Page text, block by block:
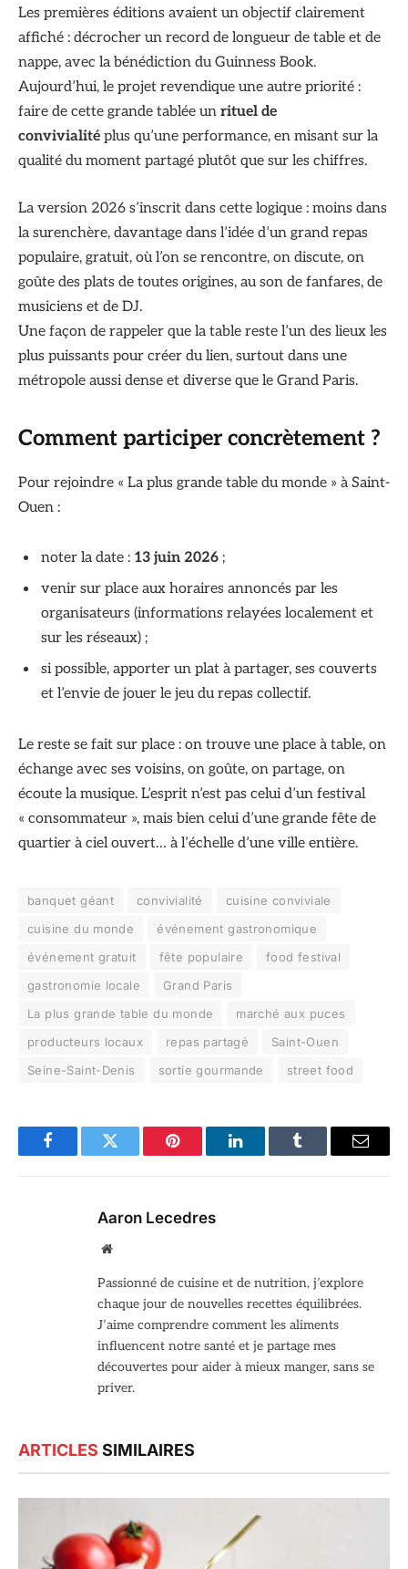
Les premières éditions avaient un objectif clairement
affiché : décrocher un record de longueur de table et de
nappe, avec la bénédiction du Guinness Book.
Aujourd’hui, le projet revendique une autre priorité :
faire de cette grande tablée un rituel de
convivialité plus qu’une performance, en misant sur la
qualité du moment partagé plutôt que sur les chiffres.
La version 2026 s’inscrit dans cette logique : moins dans
la surenchère, davantage dans l’idée d’un grand repas
populaire, gratuit, où l’on se rencontre, on discute, on
goûte des plats de toutes origines, au son de fanfares, de
musiciens et de DJ.
Une façon de rappeler que la table reste l’un des lieux les
plus puissants pour créer du lien, surtout dans une
métropole aussi dense et diverse que le Grand Paris.
Comment participer concrètement ?
Pour rejoindre « La plus grande table du monde » à Saint-
Ouen :
noter la date : 13 juin 2026 ;
venir sur place aux horaires annoncés par les
organisateurs (informations relayées localement et
sur les réseaux) ;
si possible, apporter un plat à partager, ses couverts
et l’envie de jouer le jeu du repas collectif.
Le reste se fait sur place : on trouve une place à table, on
échange avec ses voisins, on goûte, on partage, on
écoute la musique. L’esprit n’est pas celui d’un festival
« consommateur », mais bien celui d’une grande fête de
quartier à ciel ouvert… à l’échelle d’une ville entière.
banquet géant convivialité
cuisine conviviale
cuisine du monde
événement gastronomique
événement gratuit
fête populaire
food festival
gastronomie locale
Grand Paris
La plus grande table du monde
marché aux puces
producteurs locaux
repas partagé
Saint-Ouen
Seine-Saint-Denis
sortie gourmande street food
FacebookTwitter Pinterest LinkedInTumblr Email
Aaron Lecedres
Site
Passionné de cuisine et de nutrition, j’explore
chaque jour de nouvelles recettes équilibrées.
J’aime comprendre comment les aliments
influencent notre santé et je partage mes
découvertes pour aider à mieux manger, sans se
priver.
ARTICLES SIMILAIRES